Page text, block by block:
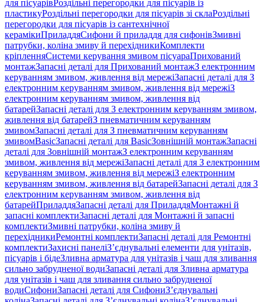
для пісуарівРоздільні перегородки для пісуарів із
пластикуРоздільні перегородки для пісуарів зі склаРоздільні
перегородки для пісуарів із сантехнічної
керамікиПриладдяСифони й приладдя для сифонівЗмивні
патрубки, коліна змиву й перехідникиКомплекти
кріпленняСистеми керування змивом пісуараПрихований
монтажЗапасні деталі для Прихований монтажЗ електронним
керуванням змивом, живлення від мережіЗапасні деталі для З
електронним керуванням змивом, живлення від мережіЗ
електронним керуванням змивом, живлення від
батарейЗапасні деталі для З електронним керуванням змивом,
живлення від батарейЗ пневматичним керуванням
змивомЗапасні деталі для З пневматичним керуванням
змивомBasicЗапасні деталі для BasicЗовнішній монтажЗапасні
деталі для Зовнішній монтажЗ електронним керуванням
змивом, живлення від мережіЗапасні деталі для З електронним
керуванням змивом, живлення від мережіЗ електронним
керуванням змивом, живлення від батарейЗапасні деталі для З
електронним керуванням змивом, живлення від
батарейПриладдяЗапасні деталі для ПриладдяМонтажні й
запасні комплектиЗапасні деталі для Монтажні й запасні
комплектиЗмивні патрубки, коліна змиву й
перехідникиРемонтні комплектиЗапасні деталі для Ремонтні
комплектиЗахисні панеліЗ’єднувальні елементи для унітазів,
пісуарів і бідеЗливна арматура для унітазів і чаш для зливання
сильно забрудненої водиЗапасні деталі для Зливна арматура
для унітазів і чаш для зливання сильно забрудненої
водиСифониЗапасні деталі для СифониЗ’єднувальні